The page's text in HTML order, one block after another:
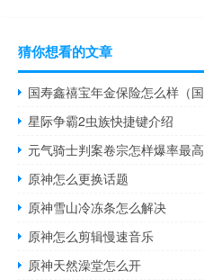
猜你想看的文章
国寿鑫禧宝年金保险怎么样（
星际争霸2虫族快捷键介绍
元气骑士判案卷宗怎样爆率最高
原神怎么更换话题
原神雪山冷冻条怎么解决
原神怎么剪辑慢速音乐
原神天然澡堂怎么开